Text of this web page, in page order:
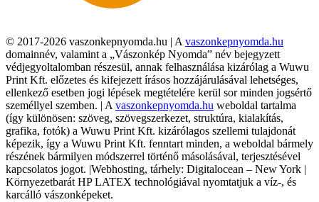
© 2017-2026 vaszonkepnyomda.hu | A vaszonkepnyomda.hu
domainnév, valamint a „Vászonkép Nyomda” név bejegyzett
védjegyoltalomban részesül, annak felhasználása kizárólag a Wuwu
Print Kft. előzetes és kifejezett írásos hozzájárulásával lehetséges,
ellenkező esetben jogi lépések megtételére kerül sor minden jogsértő
személlyel szemben. | A vaszonkepnyomda.hu weboldal tartalma
(így különösen: szöveg, szövegszerkezet, struktúra, kialakítás,
grafika, fotók) a Wuwu Print Kft. kizárólagos szellemi tulajdonát
képezik, így a Wuwu Print Kft. fenntart minden, a weboldal bármely
részének bármilyen módszerrel történő másolásával, terjesztésével
kapcsolatos jogot. |Webhosting, tárhely: Digitalocean – New York |
Környezetbarát HP LATEX technológiával nyomtatjuk a víz-, és
karcálló vászonképeket.